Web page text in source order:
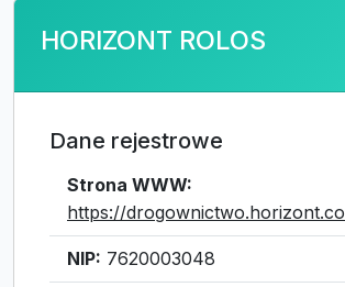
HORIZONT ROLOS
Dane rejestrowe
Strona WWW:
https://
NIP: 7620003048